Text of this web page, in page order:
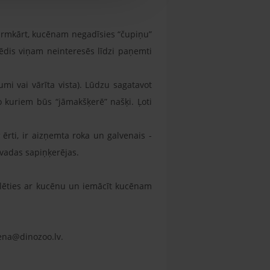
kucēnam negadīsies “čupiņu”
viņam neinteresēs līdzi paņemti
vai vārīta vista). Lūdzu sagatavot
būs “jāmakšķerē” našķi. Ļoti
ērti, ir aizņemta roka un galvenais -
sapiņķerējas.
ar kucēnu un iemācīt kucēnam